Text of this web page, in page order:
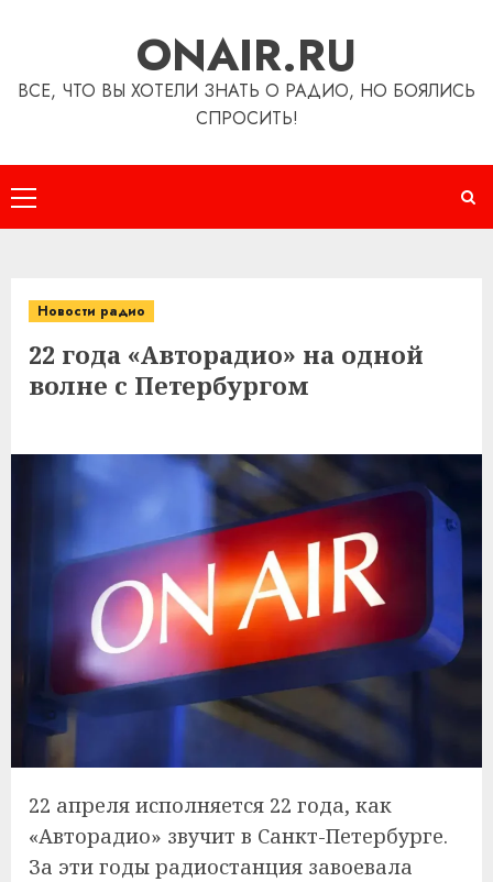
ONAIR.RU
ВСЕ, ЧТО ВЫ ХОТЕЛИ ЗНАТЬ О РАДИО, НО БОЯЛИСЬ
СПРОСИТЬ!
Основное
меню
Новости радио
22 года «Авторадио» на одной
волне с Петербургом
22 апреля исполняется 22 года, как
«Авторадио» звучит в Санкт-Петербурге.
За эти годы радиостанция завоевала